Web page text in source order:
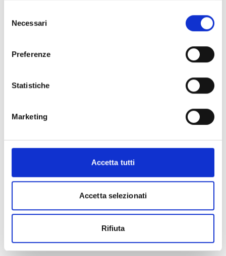
delNecessari
Preferenze
Statistiche
Marketing
Accetta tutti
Accetta selezionati
Rifiuta